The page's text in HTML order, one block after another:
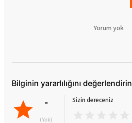
Yorum yok
Bilginin yararlılığını değerlendirin
-
(Yok)
Sizin dereceniz